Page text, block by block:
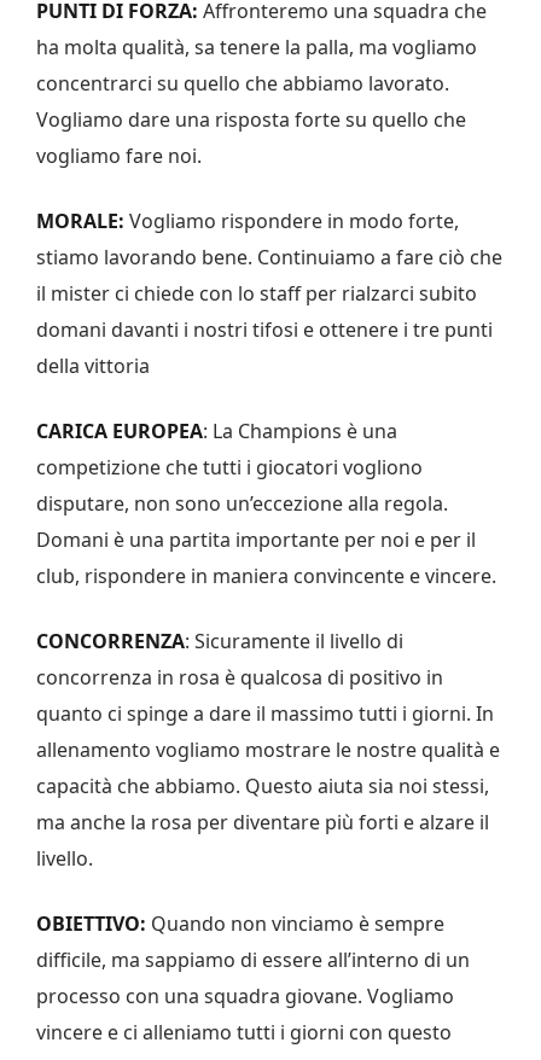
PUNTI DI FORZA: Affronteremo una squadra che
ha molta qualità, sa tenere la palla, ma vogliamo
concentrarci su quello che abbiamo lavorato.
Vogliamo dare una risposta forte su quello che
vogliamo fare noi.
MORALE: Vogliamo rispondere in modo forte,
stiamo lavorando bene. Continuiamo a fare ciò che
il mister ci chiede con lo staff per rialzarci subito
domani davanti i nostri tifosi e ottenere i tre punti
della vittoria
CARICA EUROPEA: La Champions è una
competizione che tutti i giocatori vogliono
disputare, non sono un’eccezione alla regola.
Domani è una partita importante per noi e per il
club, rispondere in maniera convincente e vincere.
CONCORRENZA: Sicuramente il livello di
concorrenza in rosa è qualcosa di positivo in
quanto ci spinge a dare il massimo tutti i giorni. In
allenamento vogliamo mostrare le nostre qualità e
capacità che abbiamo. Questo aiuta sia noi stessi,
ma anche la rosa per diventare più forti e alzare il
livello.
OBIETTIVO: Quando non vinciamo è sempre
difficile, ma sappiamo di essere all’interno di un
processo con una squadra giovane. Vogliamo
vincere e ci alleniamo tutti i giorni con questo